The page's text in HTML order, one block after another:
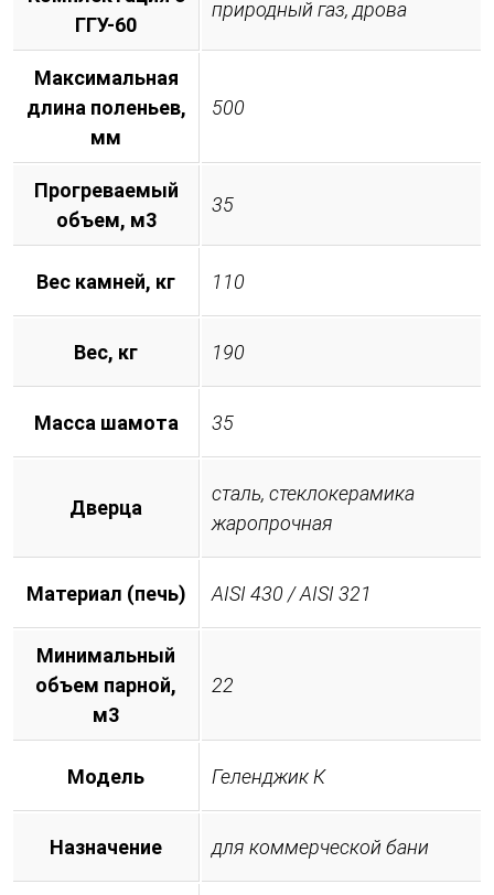
ГГУ-60
природный газ, дрова
Максимальная
длина поленьев,
мм
500
Прогреваемый
объем, м3
35
Вес камней, кг 110
Вес, кг 190
Масса шамота 35
Дверца
сталь, стеклокерамика
жаропрочная
Материал (печь) AISI 430 / AISI 321
Минимальный
объем парной,
м3
22
Модель Геленджик К
Назначение для коммерческой бани